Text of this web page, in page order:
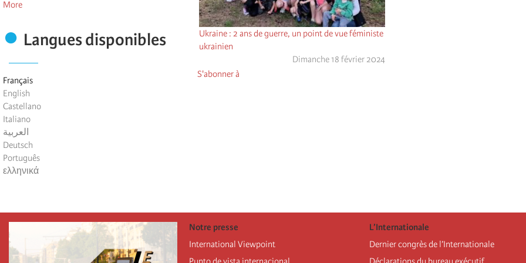
More
Langues disponibles
Français
English
Castellano
Italiano
العربية
Deutsch
Português
ελληνικά
Ukraine : 2 ans de guerre, un point de vue féministe
ukrainien
Dimanche 18 février 2024
S'abonner à
Notre presse
International Viewpoint
L’Internationale
Dernier congrès de l’Internationale